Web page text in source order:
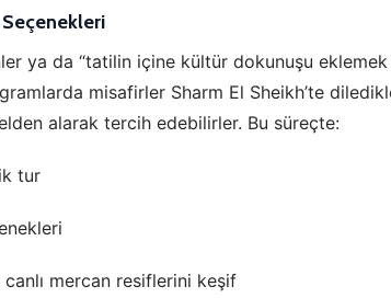
ya da “tatilin içine kültür dokunuşu
misafirler Sharm El Sheikh’te
alarak tercih edebilirler. Bu süreçte:
tur
canlı mercan resiflerini keşif